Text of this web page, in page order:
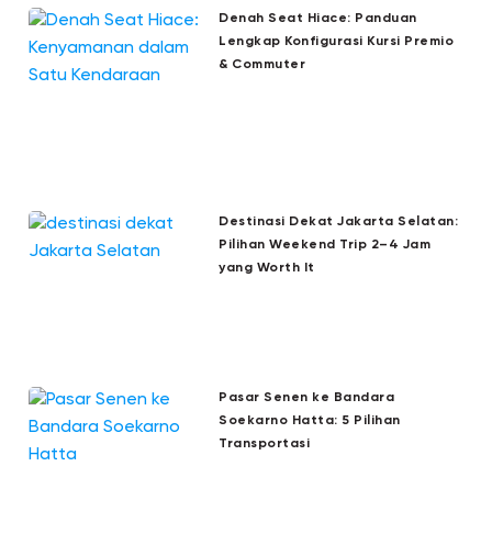
Denah Seat Hiace: Panduan
Lengkap Konfigurasi Kursi Premio
& Commuter
Destinasi Dekat Jakarta Selatan:
Pilihan Weekend Trip 2–4 Jam
yang Worth It
Pasar Senen ke Bandara
Soekarno Hatta: 5 Pilihan
Transportasi